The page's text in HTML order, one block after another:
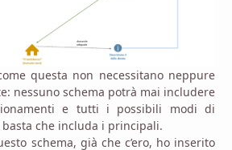
questa non necessitano neppure
nessuno schema potrà mai includere
e tutti i possibili modi di
che includa i principali.
schema, già che c’ero, ho inserito